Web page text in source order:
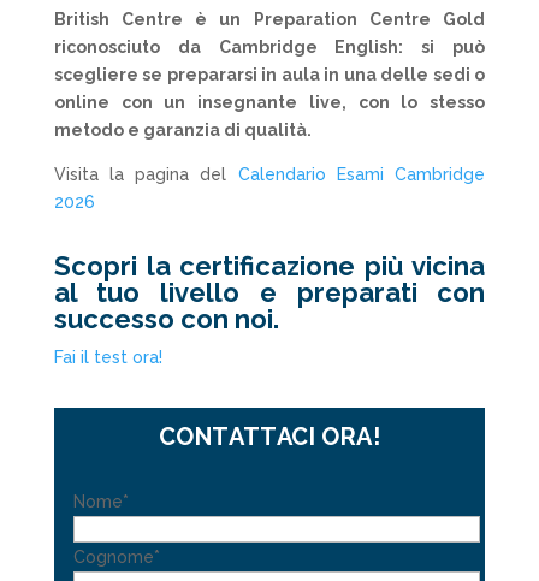
British Centre è un Preparation Centre Gold
riconosciuto da Cambridge English: si può
scegliere se prepararsi in aula in una delle sedi o
online con un insegnante live, con lo stesso
metodo e garanzia di qualità.
Visita la pagina del Calendario Esami Cambridge
2026
Scopri la certificazione più vicina
al tuo livello e preparati con
successo con noi.
Fai il test ora!
CONTATTACI ORA!
Nome*
Cognome*